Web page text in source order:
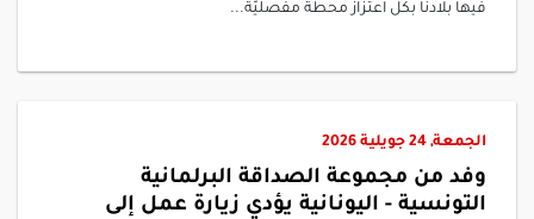
فيها بلادنا بكل اعتزاز محطة مفصليّة...
الجمعة, 24 جويلية 2026
وفد من مجموعة الصداقة البرلمانية
التونسية - اليونانية يؤدي زيارة عمل إلى